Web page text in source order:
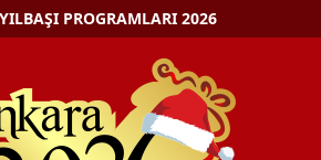
PROGRAMLARI 2026